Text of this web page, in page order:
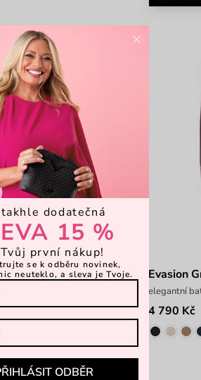
Evasion
elegantní
4 790 Kč
×
takhle dodatečná
15 %
první nákup!
se k odběru novinek,
neuteklo, a sleva je Tvoje.
ODBĚR